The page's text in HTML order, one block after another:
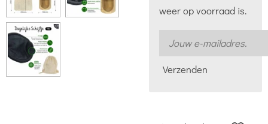
weer op voorraad is.
Verzenden